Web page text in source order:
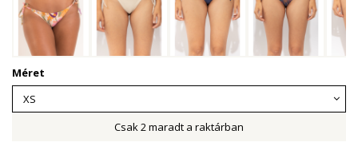
Méret
Csak 2 maradt a raktárban